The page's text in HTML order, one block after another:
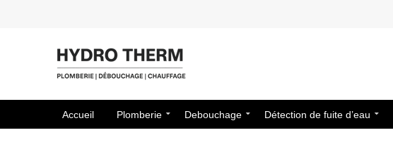
Accueil Plomberie Debouchage Détection de fuite d’eau